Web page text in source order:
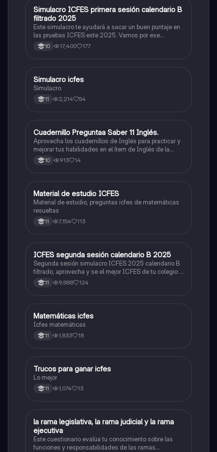
ICFES: Matemáticas
Simulacro ICFES primera sesión calendario B
filtrado 2025
Este simulacro te ayudará a sacar un buen puntaje en
las pruebas ICFES este 2025. Vamos por ese
500/500. Y poder ser admitido en la universidad que
quieras, estudiar la carrera que quieres y no la que te
10 17,400 177
ICFES: Lectura Crítica
Simulacro icfes
Simulacro
11 2,214 54
ICFES: Inglés
Cuadernillo Preguntaa Saber 11 Inglés.
Aprovecha los cuadernillos de Inglés para practicar y
mejorar tus habilidades en el ítem de Inglés de la
Prueba Saber 11. 🫡
10 913 14
ICFES: Matemáticas
Material de estudio ICFES
Material de estudio, preguntas icfes de matemáticas
resueltas
11 7,154 113
ICFES: Lectura Crítica
ICFES segunda sesión calendario B 2025
Segunda sesión simulacro ICFES 2025 calendario B
filtrado, aprovecha y se el mejor ICFES de tu colegio y
poder ingresar a universidad, y estudiar aquella
carrera con la que tanto sueñas.
11 9,888 124
ICFES: Matemáticas
Matemáticas icfes
Icfes matemáticas
11 1,833 18
Química
Trucos para ganar icfes
Lo mejor
11 1,074 13
LSociales/Historia
la rama legislativa, la rama judicial y la rama
ejecutiva
Este cuestionario evalúa tu conocimiento sobre las
funciones y responsabilidades de las ramas